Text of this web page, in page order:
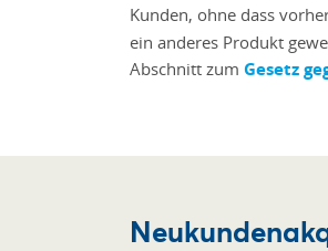
Kunden, ohne dass
ein anderes Produkt
Abschnitt zum Gesetz